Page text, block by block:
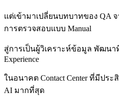
แต่เข้ามาเปลี่ยนบทบาทของ QA
การตรวจสอบแบบ Manual
สู่การเป็นผู้วิเคราะห์ข้อมูล พัฒนา
Experience
ในอนาคต Contact Center ที่มีปร
AI มากที่สุด